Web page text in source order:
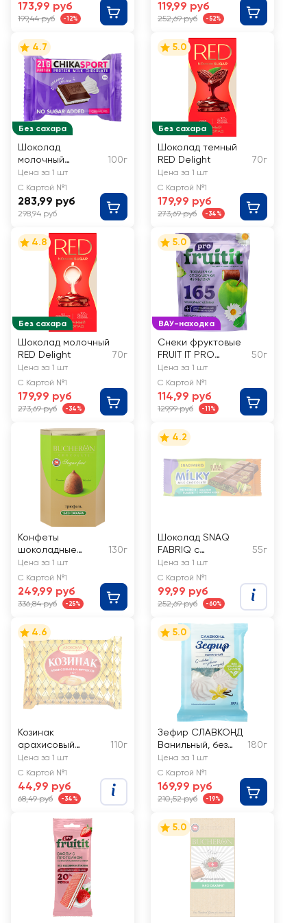
фруктозе
173,99 руб
199,44 руб -12%
глазированный
119,99 руб
252,69 руб -52%
Без сахара
4.7
Шоколад
молочный
CHIKALAB со
сливочной
начинкой
100г
Цена за 1 шт
С Картой №1
283,99 руб
298,94 руб
Без сахара
5.0
Шоколад темный
RED Delight
70г
Цена за 1 шт
С Картой №1
179,99 руб
273,69 руб -34%
Без сахара
4.8
Шоколад молочный
RED Delight
70г
Цена за 1 шт
С Картой №1
179,99 руб
273,69 руб -34%
ВАУ-находка
5.0
Снеки фруктовые
FRUIT IT PRO
Спокушечки с
яблоком, с
маршмеллоу
50г
Цена за 1 шт
С Картой №1
114,99 руб
129,99 руб -11%
Конфеты
шоколадные
BUCHERON
Трюфель
классический, без
сахара
130г
Цена за 1 шт
С Картой №1
249,99 руб
336,84 руб -25%
4.2
Шоколад SNAQ
FABRIQ с
фисташковой
пастой и
хрустящим тестом
55г
Цена за 1 шт
С Картой №1
99,99 руб
252,69 руб -60%
4.6
Козинак
арахисовый
АЗОВСКАЯ КФ на
фруктозе
110г
Цена за 1 шт
С Картой №1
44,99 руб
68,49 руб -34%
5.0
Зефир СЛАВКОНД
Ванильный, без
сахара
180г
Цена за 1 шт
С Картой №1
169,99 руб
210,52 руб -19%
5.0